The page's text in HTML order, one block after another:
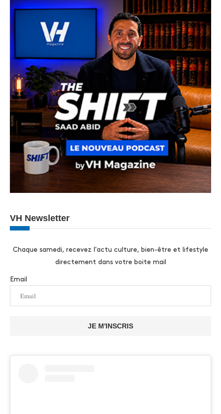
VH Newsletter
Chaque samedi, recevez l'actu culture, bien-être et lifestyle
directement dans votre boite mail
Email
JE M'INSCRIS